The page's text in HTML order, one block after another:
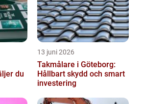
du
13 juni 2026
Takmålare i Göteborg:
Hållbart skydd och smart
investering